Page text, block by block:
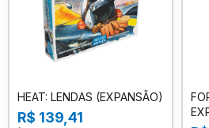
HEAT: LENDAS (EXPANSÃO)
R$ 139,41